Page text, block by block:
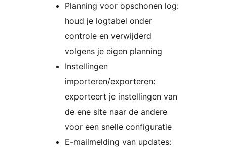
Planning voor opschonen log:
houd je logtabel onder
controle en verwijderd
volgens je eigen planning
Instellingen
importeren/exporteren:
exporteert je instellingen van
de ene site naar de andere
voor een snelle configuratie
E-mailmelding van updates: